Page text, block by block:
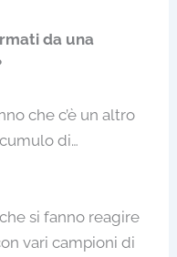
da una
che c’è un altro
di…
si fanno reagire
vari campioni di